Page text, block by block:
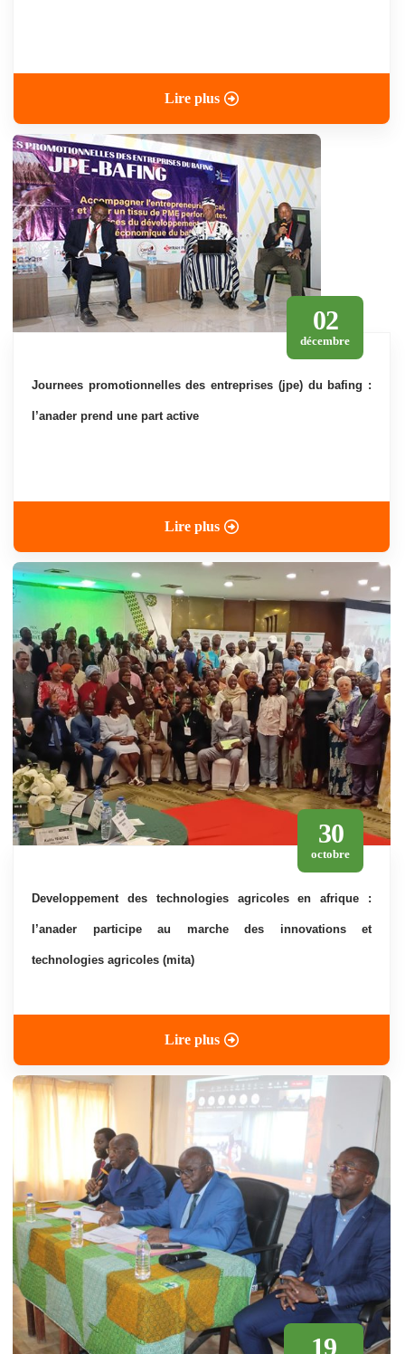
Lire plus
02
décembre
journees promotionnelles des entreprises (jpe) du bafing :
l’anader prend une part active
Lire plus
30
octobre
developpement des technologies agricoles en afrique :
l’anader participe au marche des innovations et
technologies agricoles (mita)
Lire plus
19